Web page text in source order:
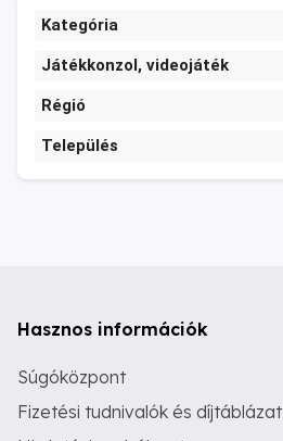
Kategória
Játékkonzol, videojáték
Régió
Település
Hasznos információk
Súgóközpont
Fizetési tudnivalók és díjtáblázat